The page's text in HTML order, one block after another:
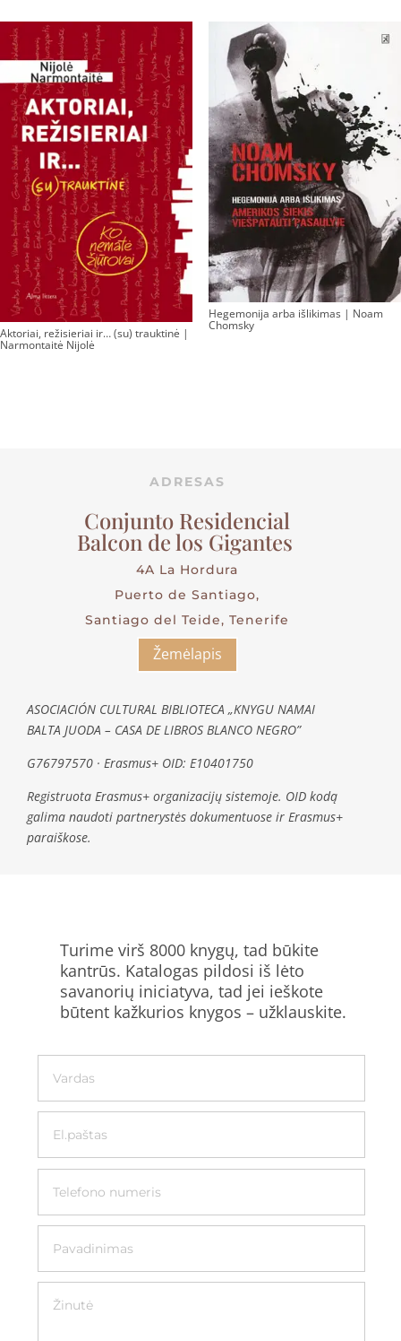
Aktoriai, režisieriai ir… (su) trauktinė |
Narmontaitė Nijolė
Hegemonija arba išlikimas | Noam
Chomsky
ADRESAS
Conjunto Residencial
Balcon de los Gigantes
4A La Hordura
Puerto de Santiago,
Santiago del Teide, Tenerife
Žemėlapis
ASOCIACIÓN CULTURAL BIBLIOTECA „KNYGU NAMAI
BALTA JUODA – CASA DE LIBROS BLANCO NEGRO”
G76797570 · Erasmus+ OID: E10401750
Registruota Erasmus+ organizacijų sistemoje. OID kodą
galima naudoti partnerystės dokumentuose ir Erasmus+
paraiškose.
Turime virš 8000 knygų, tad būkite
kantrūs. Katalogas pildosi iš lėto
savanorių iniciatyva, tad jei ieškote
būtent kažkurios knygos – užklauskite.